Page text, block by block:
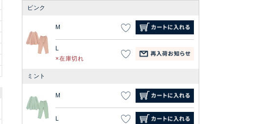
ピンク
M
L
在庫切れ
ミント
M
L